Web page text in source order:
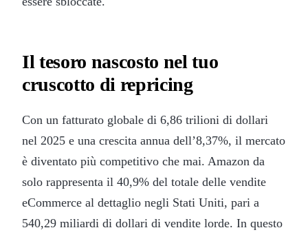
Il tesoro nascosto nel tuo
cruscotto di repricing
Con un fatturato globale di 6,86 trilioni di dollari
nel 2025 e una crescita annua dell’8,37%, il mercato
è diventato più competitivo che mai. Amazon da
solo rappresenta il 40,9% del totale delle vendite
eCommerce al dettaglio negli Stati Uniti, pari a
540,29 miliardi di dollari di vendite lorde. In questo